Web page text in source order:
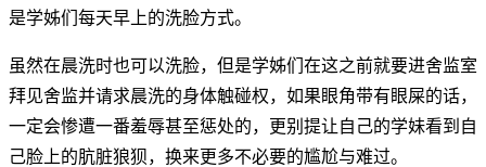
是学姊们每天早上的洗脸方式。
虽然在晨洗时也可以洗脸，但是学姊们在这之前就要进舍监室
拜见舍监并请求晨洗的身体触碰权，如果眼角带有眼屎的话，
一定会惨遭一番羞辱甚至惩处的，更别提让自己的学妹看到自
己脸上的肮脏狼狈，换来更多不必要的尴尬与难过。